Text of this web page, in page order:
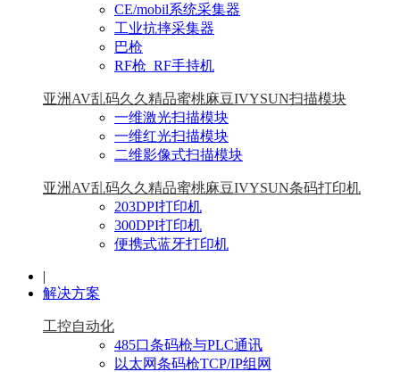
CE/mobil系统采集器
工业抗摔采集器
巴枪
RF枪_RF手持机
亚洲AV乱码久久精品蜜桃麻豆IVYSUN扫描模块
一维激光扫描模块
一维红光扫描模块
二维影像式扫描模块
亚洲AV乱码久久精品蜜桃麻豆IVYSUN条码打印机
203DPI打印机
300DPI打印机
便携式蓝牙打印机
|
解决方案
工控自动化
485口条码枪与PLC通讯
以太网条码枪TCP/IP组网